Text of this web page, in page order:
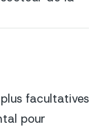
facultatives
pour